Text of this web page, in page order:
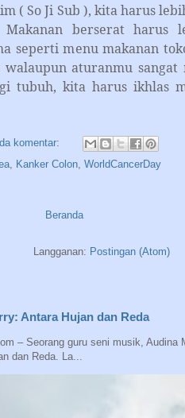
( So Ji Sub ), kita harus
berserat harus
seperti menu makanan
walaupun aturanmu
tubuh, kita harus ikhlas
komentar:
Kanker Colon WorldCancerDay
Beranda
Langganan: Postingan (Atom)
Antara Hujan dan Reda
– Seorang guru seni musik, Audina
dan Reda. La...